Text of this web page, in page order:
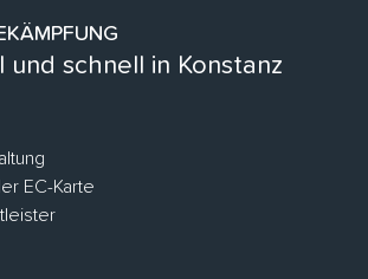
und schnell in Konstanz
EC-Karte